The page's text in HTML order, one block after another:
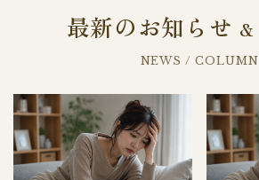
最新のお知らせ &
NEWS / COLUMN